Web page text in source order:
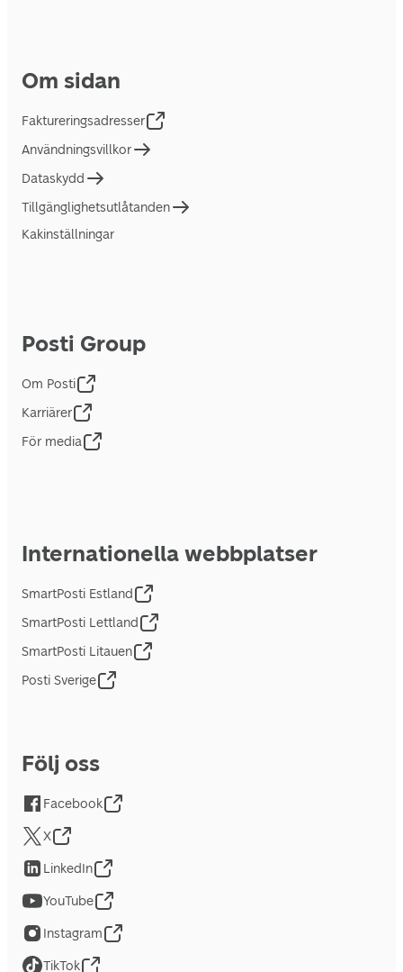
Om sidan
Faktureringsadresser
Användningsvillkor
Dataskydd
Tillgänglighetsutlåtanden
Kakinställningar
Posti Group
Om Posti
Karriärer
För media
Internationella webbplatser
SmartPosti Estland
SmartPosti Lettland
SmartPosti Litauen
Posti Sverige
Följ oss
Facebook
X
LinkedIn
YouTube
Instagram
TikTok